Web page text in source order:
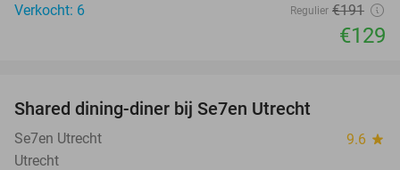
Verkocht: 6
Regulier €191
€129
Shared dining-diner bij Se7en Utrecht
Se7en Utrecht 9.6 star
Utrecht